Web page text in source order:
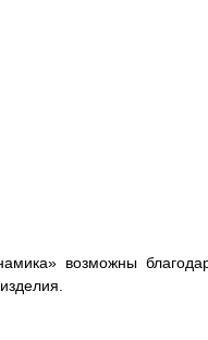
возможны